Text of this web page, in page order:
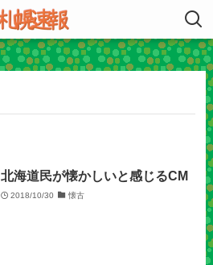
北海道民が懐かしいと感じるCM
2018/10/30 懐古